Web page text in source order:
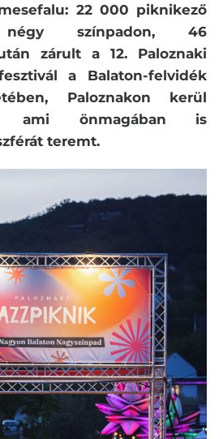
22 000 piknikező
négy színpadon, 46
zárult a 12. Paloznaki
a Balaton-felvidék
Paloznakon kerül
ami önmagában is
teremt.